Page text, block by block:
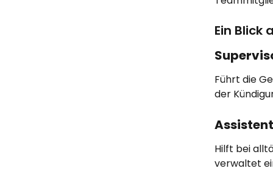
Ein Blick
Führt die
der
Assistent
Hilft bei
verwaltet